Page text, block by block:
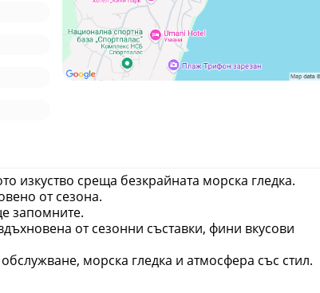
изкуство среща безкрайната морска гледка.
от сезона.
запомните.
от сезонни съставки, фини вкусови
морска гледка и атмосфера със стил.